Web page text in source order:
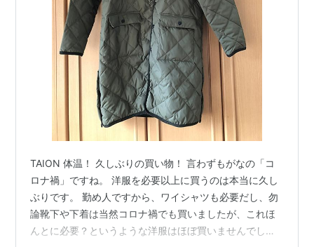
TAION 体温！ 久しぶりの買い物！ 言わずもがなの「コ
ロナ禍」ですね。 洋服を必要以上に買うのは本当に久し
ぶりです。 勤め人ですから、ワイシャツも必要だし、勿
論靴下や下着は当然コロナ禍でも買いましたが、これほ
んとに必要？というような洋服はほぼ買いませんでし